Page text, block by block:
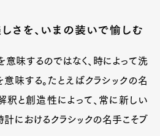
さを、いまの装いで愉しむ
意味するのではなく、時によって洗
味する。たとえばクラシックの名
と創造性によって、常に新しい
計におけるクラシックの名手こそブ